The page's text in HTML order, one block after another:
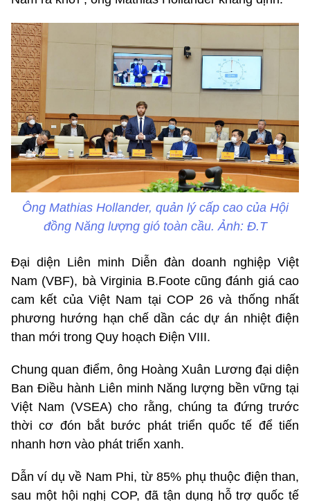
Ông Mathias Hollander, quản lý cấp cao của Hội
đồng Năng lượng gió toàn cầu. Ảnh: Đ.T
Đại diện Liên minh Diễn đàn doanh nghiệp Việt
Nam (VBF), bà Virginia B.Foote cũng đánh giá cao
cam kết của Việt Nam tại COP 26 và thống nhất
phương hướng hạn chế dần các dự án nhiệt điện
than mới trong Quy hoạch Điện VIII.
Chung quan điểm, ông Hoàng Xuân Lương đại diện
Ban Điều hành Liên minh Năng lượng bền vững tại
Việt Nam (VSEA) cho rằng, chúng ta đứng trước
thời cơ đón bắt bước phát triển quốc tế để tiến
nhanh hơn vào phát triển xanh.
Dẫn ví dụ về Nam Phi, từ 85% phụ thuộc điện than,
sau một hội nghị COP, đã tận dụng hỗ trợ quốc tế